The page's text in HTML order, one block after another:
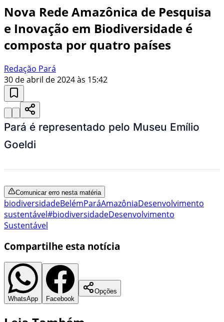
Nova Rede Amazônica de Pesquisa
e Inovação em Biodiversidade é
composta por quatro países
Redação Pará
30 de abril de 2024 às 15:42
Pará é representado pelo Museu Emílio
Goeldi
Comunicar erro nesta matéria
biodiversidadeBelémParáAmazôniaDesenvolvimento
sustentável#biodiversidadeDesenvolvimento
Sustentável
Compartilhe esta notícia
WhatsApp Facebook
Opções